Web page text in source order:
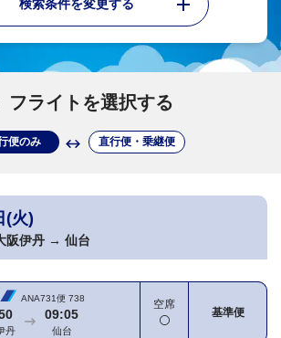
検索条件を変更する
フライトを選択する
便のみ 直行便・乗継便
(火)
阪伊丹 → 仙台
ANA731便 738
丹
09:05
仙台
空席
基準便